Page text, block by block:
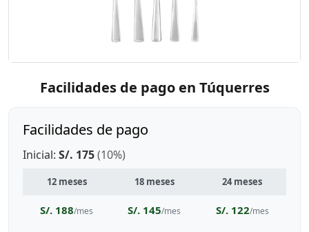
Facilidades de pago en Túquerres
Facilidades de pago
Inicial: S/. 175(10%)
12 meses 18 meses 24 meses
S/. 188/mes S/. 145/mes S/. 122/mes